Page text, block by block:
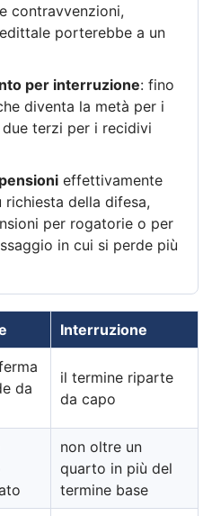
contravvenzioni,
porterebbe a un
per interruzione: fino
diventa la metà per i
terzi per i recidivi
effettivamente
della difesa,
per rogatorie o per
in cui si perde più
Interruzione
da
il termine riparte
da capo
non oltre un
quarto in più del
termine base